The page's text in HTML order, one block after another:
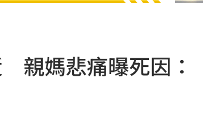
親媽悲痛曝死因：